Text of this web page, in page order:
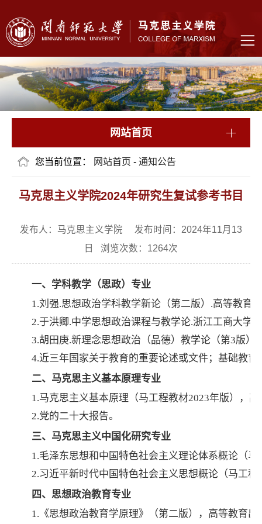
网站首页
您当前位置： 网站首页 - 通知公告
马克思主义学院2024年研究生复试参考书目
发布人：马克思主义学院 发布时间：2024年11月13
日 浏览次数： 1264次
一、学科教学（思政）专业
1.刘强.思想政治学科教学新论（第二版）.高等教育
2.于洪卿.中学思想政治课程与教学论.浙江工商大学
3.胡田庚.新理念思想政治（品德）教学论（第3版）
4.近三年国家关于教育的重要论述或文件；基础教育
二、马克思主义基本原理专业
1.马克思主义基本原理（马工程教材2023年版），
2.党的二十大报告。
三、马克思主义中国化研究专业
1.毛泽东思想和中国特色社会主义理论体系概论（
2.习近平新时代中国特色社会主义思想概论（马工
四、思想政治教育专业
1.《思想政治教育学原理》（第二版），高等教育出